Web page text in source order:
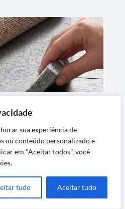
sua experiência de
ou conteúdo personalizado e
em "Aceitar todos", você
tudo Aceitar tudo
e Protetor